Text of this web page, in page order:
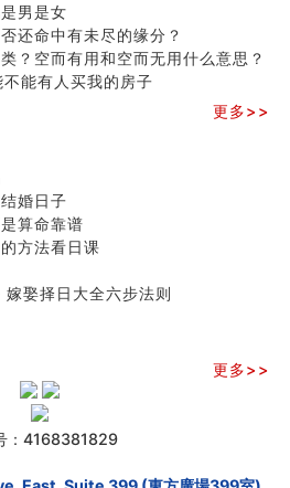
男是女
还命中有未尽的缘分？
？空而有用和空而无用什么意思？
能有人买我的房子
更多>>
婚日子
算命靠谱
方法看日课
娶择日大全六步法则
更多>>
：4168381829